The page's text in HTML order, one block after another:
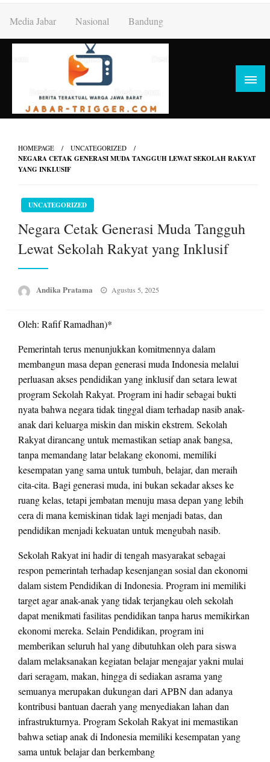
content
Media Jabar Nasional Bandung
HOMEPAGE UNCATEGORIZED
NEGARA CETAK GENERASI MUDA TANGGUH LEWAT SEKOLAH RAKYAT
YANG INKLUSIF
UNCATEGORIZED
Negara Cetak Generasi Muda Tangguh
Lewat Sekolah Rakyat yang Inklusif
Andika Pratama
Posted
Agustus 5, 2025
Oleh: Rafif Ramadhan)*
Pemerintah terus menunjukkan komitmennya dalam
membangun masa depan generasi muda Indonesia melalui
perluasan akses pendidikan yang inklusif dan setara lewat
program Sekolah Rakyat. Program ini hadir sebagai bukti
nyata bahwa negara tidak tinggal diam terhadap nasib anak-
anak dari keluarga miskin dan miskin ekstrem. Sekolah
Rakyat dirancang untuk memastikan setiap anak bangsa,
tanpa memandang latar belakang ekonomi, memiliki
kesempatan yang sama untuk tumbuh, belajar, dan meraih
cita-cita. Bagi generasi muda, ini bukan sekadar akses ke
ruang kelas, tetapi jembatan menuju masa depan yang lebih
cera di mana kemiskinan tidak lagi menjadi batas, dan
pendidikan menjadi kekuatan untuk mengubah nasib.
Sekolah Rakyat ini hadir di tengah masyarakat sebagai
respon pemerintah terhadap kesenjangan sosial dan ekonomi
dalam sistem Pendidikan di Indonesia. Program ini memiliki
target agar anak-anak yang tidak terjangkau oleh sekolah
dapat menikmati fasilitas pendidikan tanpa harus memikirkan
ekonomi mereka. Selain Pendidikan, program ini
memberikan seluruh hal yang dibutuhkan oleh para siswa
dalam melaksanakan kegiatan belajar mengajar yakni mulai
dari seragam, makan, hingga di sediakan asrama yang
semuanya merupakan dukungan dari APBN dan adanya
kontribusi bantuan daerah yang menyediakan lahan dan
infrastrukturnya. Program Sekolah Rakyat ini memastikan
bahwa setiap anak di Indonesia memiliki kesempatan yang
sama untuk belajar dan berkembang